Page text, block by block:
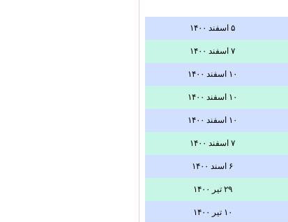
۵ اسفند ۱۴۰۰
۷ اسفند ۱۴۰۰
۱۰ اسفند ۱۴۰۰
۱۰ اسفند ۱۴۰۰
۱۰ اسفند ۱۴۰۰
۷ اسفند ۱۴۰۰
۶ اسند ۱۴۰۰
۲۹ تیر ۱۴۰۰
۱۰ تیر ۱۴۰۰